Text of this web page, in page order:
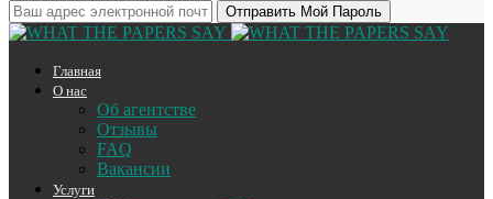
Главная
О нас
Об агентстве
Отзывы
FAQ
Вакансии
Услуги